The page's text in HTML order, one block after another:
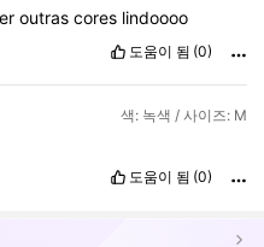
outrascores lindoooo
도움이 됨 (0)
색: 녹색 / 사이즈: M
도움이 됨 (0)